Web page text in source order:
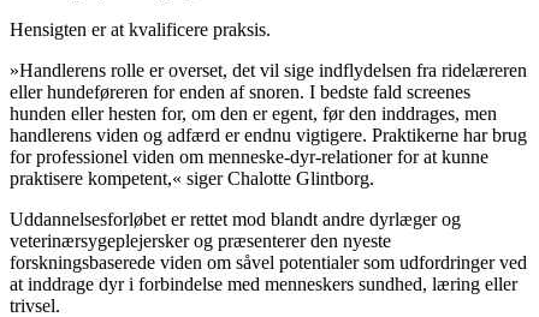
Hensigten er at kvalificere praksis.
»Handlerens rolle er overset, det vil sige indflydelsen fra ridelæreren
eller hundeføreren for enden af snoren. I bedste fald screenes
hunden eller hesten for, om den er egent, før den inddrages, men
handlerens viden og adfærd er endnu vigtigere. Praktikerne har brug
for professionel viden om menneske-dyr-relationer for at kunne
praktisere kompetent,« siger Chalotte Glintborg.
Uddannelsesforløbet er rettet mod blandt andre dyrlæger og
veterinærsygeplejersker og præsenterer den nyeste
forskningsbaserede viden om såvel potentialer som udfordringer ved
at inddrage dyr i forbindelse med menneskers sundhed, læring eller
trivsel.